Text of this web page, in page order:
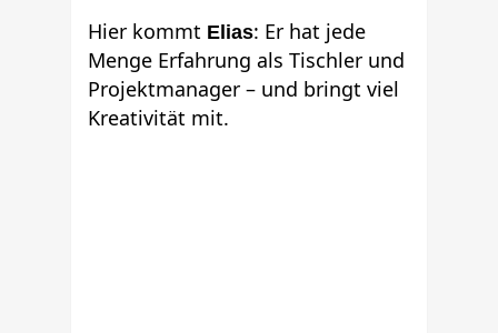
Hier kommt Elias: Er hat jede
Menge Erfahrung als Tischler und
Projektmanager – und bringt viel
Kreativität mit.